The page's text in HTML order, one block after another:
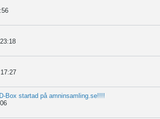
Box startad på amninsamling.se!!!!